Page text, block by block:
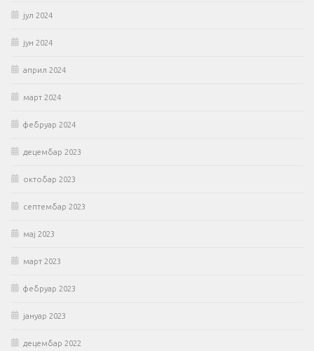
јул 2024
јун 2024
април 2024
март 2024
фебруар 2024
децембар 2023
октобар 2023
септембар 2023
мај 2023
март 2023
фебруар 2023
јануар 2023
децембар 2022